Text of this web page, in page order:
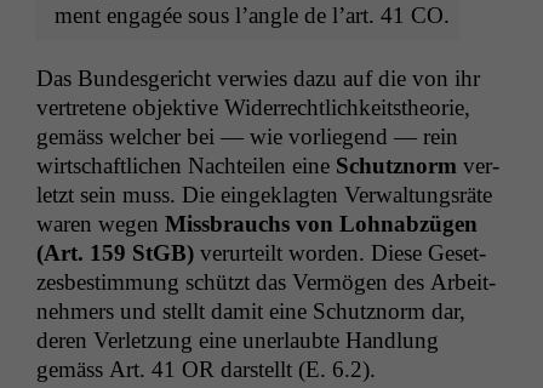
ment engagée sous l’an­gle de l’art. 41 CO.
Das Bun­des­gericht ver­wies dazu auf die von ihr
vertretene objek­tive Wider­rechtlichkeit­s­the­o­rie,
gemäss welch­er bei — wie vor­liegend — rein
wirtschaftlichen Nachteilen eine Schutznorm ver­
let­zt sein muss. Die eingeklagten Ver­wal­tungsräte
waren wegen Miss­brauchs von Lohn­abzü­gen
(Art. 159 StGB) verurteilt wor­den. Diese Geset­
zes­bes­tim­mung schützt das Ver­mö­gen des Arbeit­
nehmers und stellt damit eine Schutznorm dar,
deren Ver­let­zung eine uner­laubte Hand­lung
gemäss Art. 41 OR darstellt (E. 6.2).
Notwendige
Cookies
Diese